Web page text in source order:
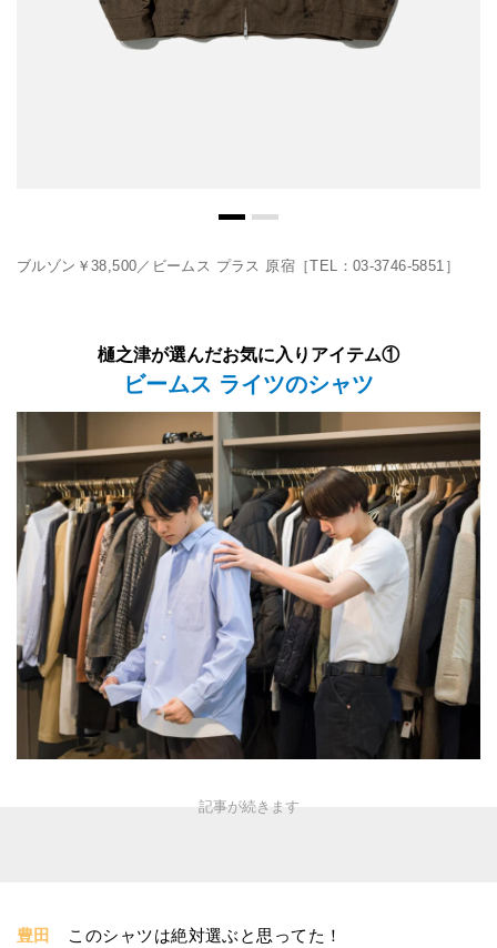
ブルゾン￥38,500／ビームス プラス 原宿［TEL：03-3746-5851］
樋之津が選んだお気に入りアイテム①
ビームス ライツのシャツ
豊田 このシャツは絶対選ぶと思ってた！